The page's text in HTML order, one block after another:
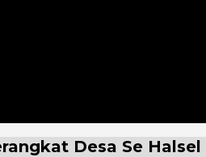
Desa Se Halsel